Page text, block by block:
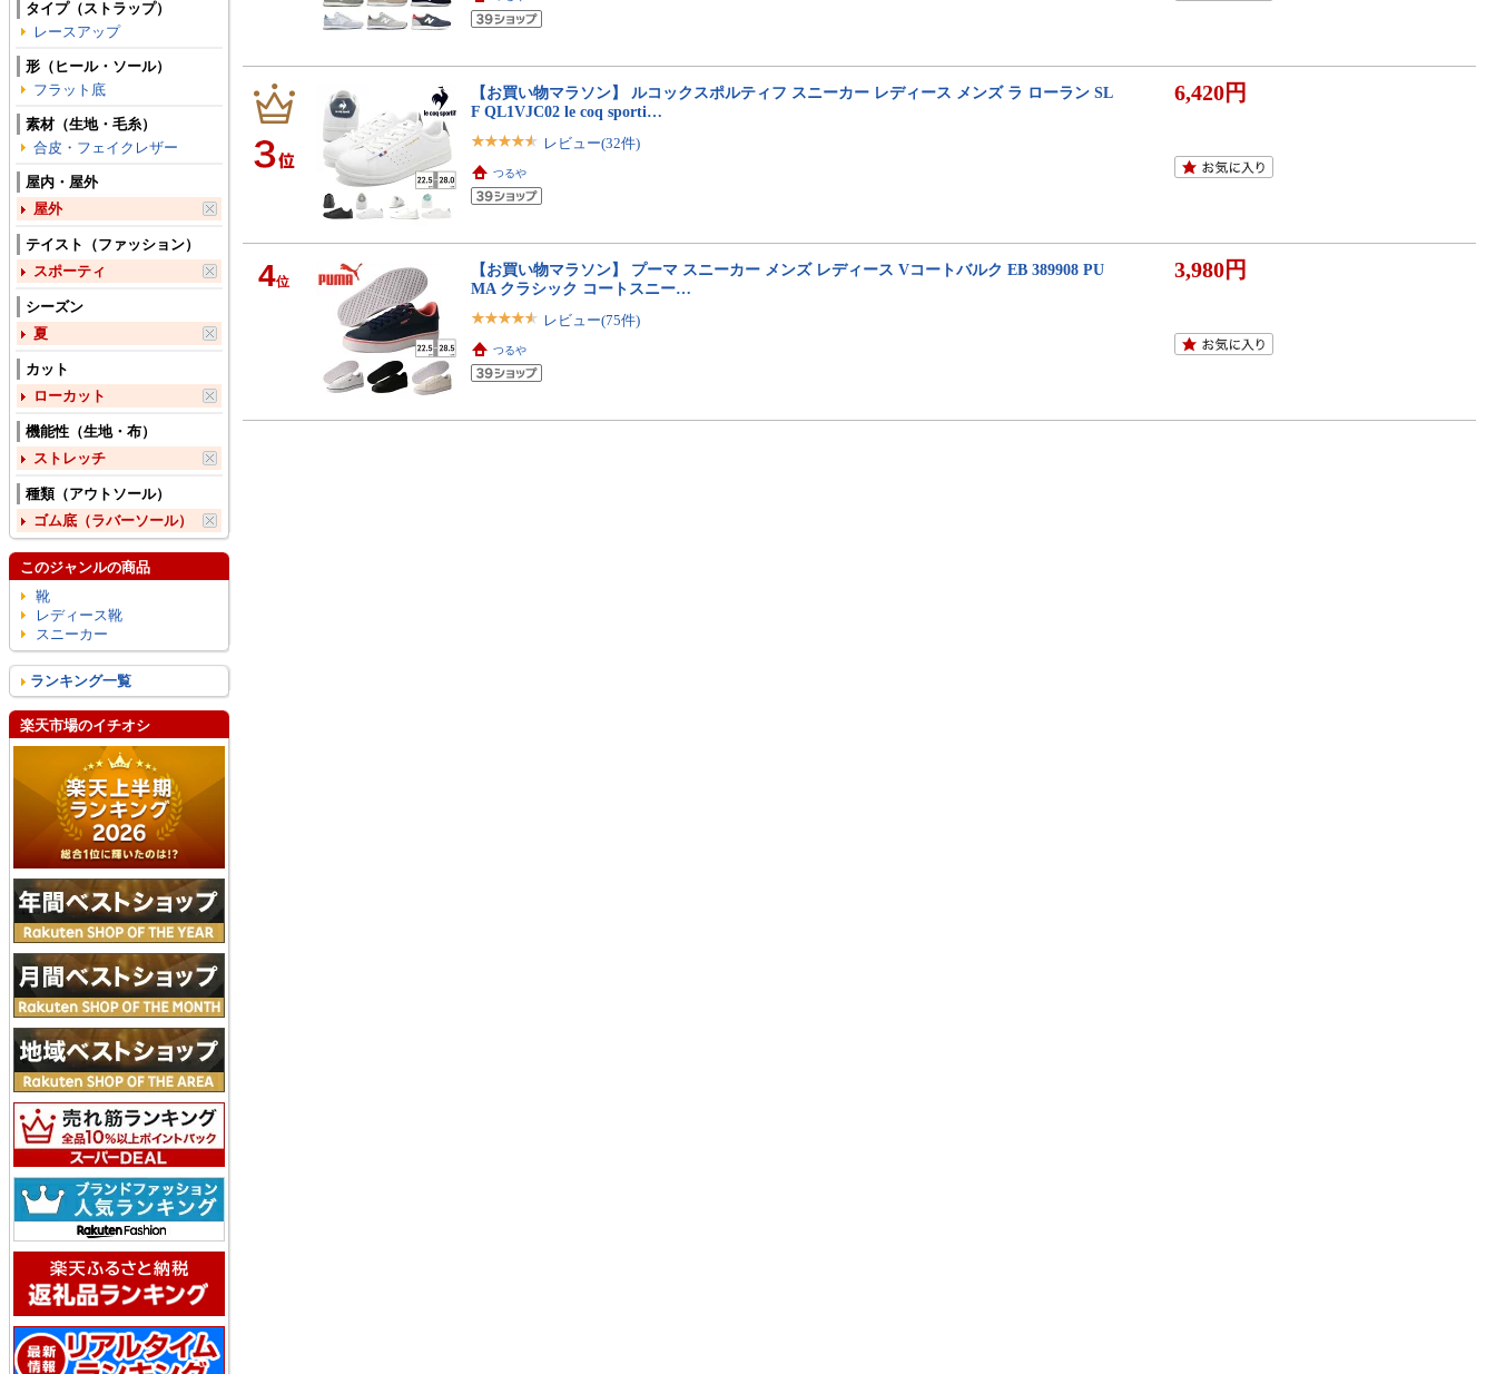
【お買い物マラソン】 ルコックスポルティフ スニーカー レディース メンズ ラ ローラン SL
F QL1VJC02 le coq sporti…
レビュー(32件)
つるや
6,420円
4位
【お買い物マラソン】 プーマ スニーカー メンズ レディース Vコートバルク EB 389908 PU
MA クラシック コートスニー…
レビュー(75件)
つるや
3,980円
タイプ（ストラップ）
レースアップ
形（ヒール・ソール）
フラット底
素材（生地・毛糸）
合皮・フェイクレザー
屋内・屋外
屋外
テイスト（ファッション）
スポーティ
シーズン
夏
カット
ローカット
機能性（生地・布）
ストレッチ
種類（アウトソール）
ゴム底（ラバーソール）
このジャンルの商品
靴
レディース靴
スニーカー
ランキング一覧
楽天市場のイチオシ